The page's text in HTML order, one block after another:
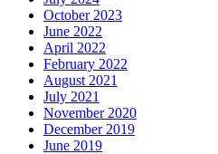
October 2023
June 2022
April 2022
February 2022
August 2021
July 2021
November 2020
December 2019
June 2019